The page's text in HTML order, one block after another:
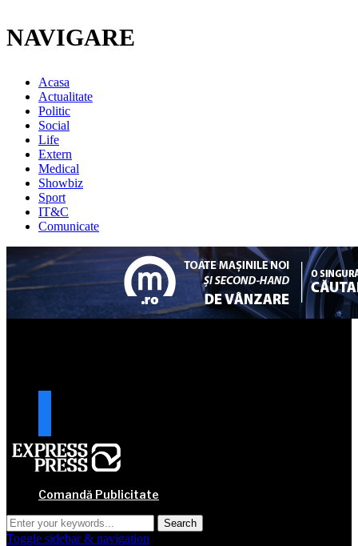
NAVIGARE
Acasa
Actualitate
Politic
Social
Life
Extern
Medical
Showbiz
Sport
IT&C
Comunicate
Comandă Publicitate
Toggle sidebar & navigation